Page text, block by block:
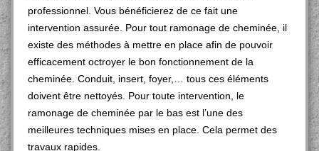
professionnel. Vous bénéficierez de ce fait une
intervention assurée. Pour tout ramonage de cheminée, il
existe des méthodes à mettre en place afin de pouvoir
efficacement octroyer le bon fonctionnement de la
cheminée. Conduit, insert, foyer,… tous ces éléments
doivent être nettoyés. Pour toute intervention, le
ramonage de cheminée par le bas est l’une des
meilleures techniques mises en place. Cela permet des
travaux rapides.